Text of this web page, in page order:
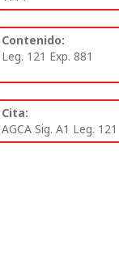
Contenido:
Leg. 121 Exp. 881
Cita:
AGCA Sig. A1 Leg.